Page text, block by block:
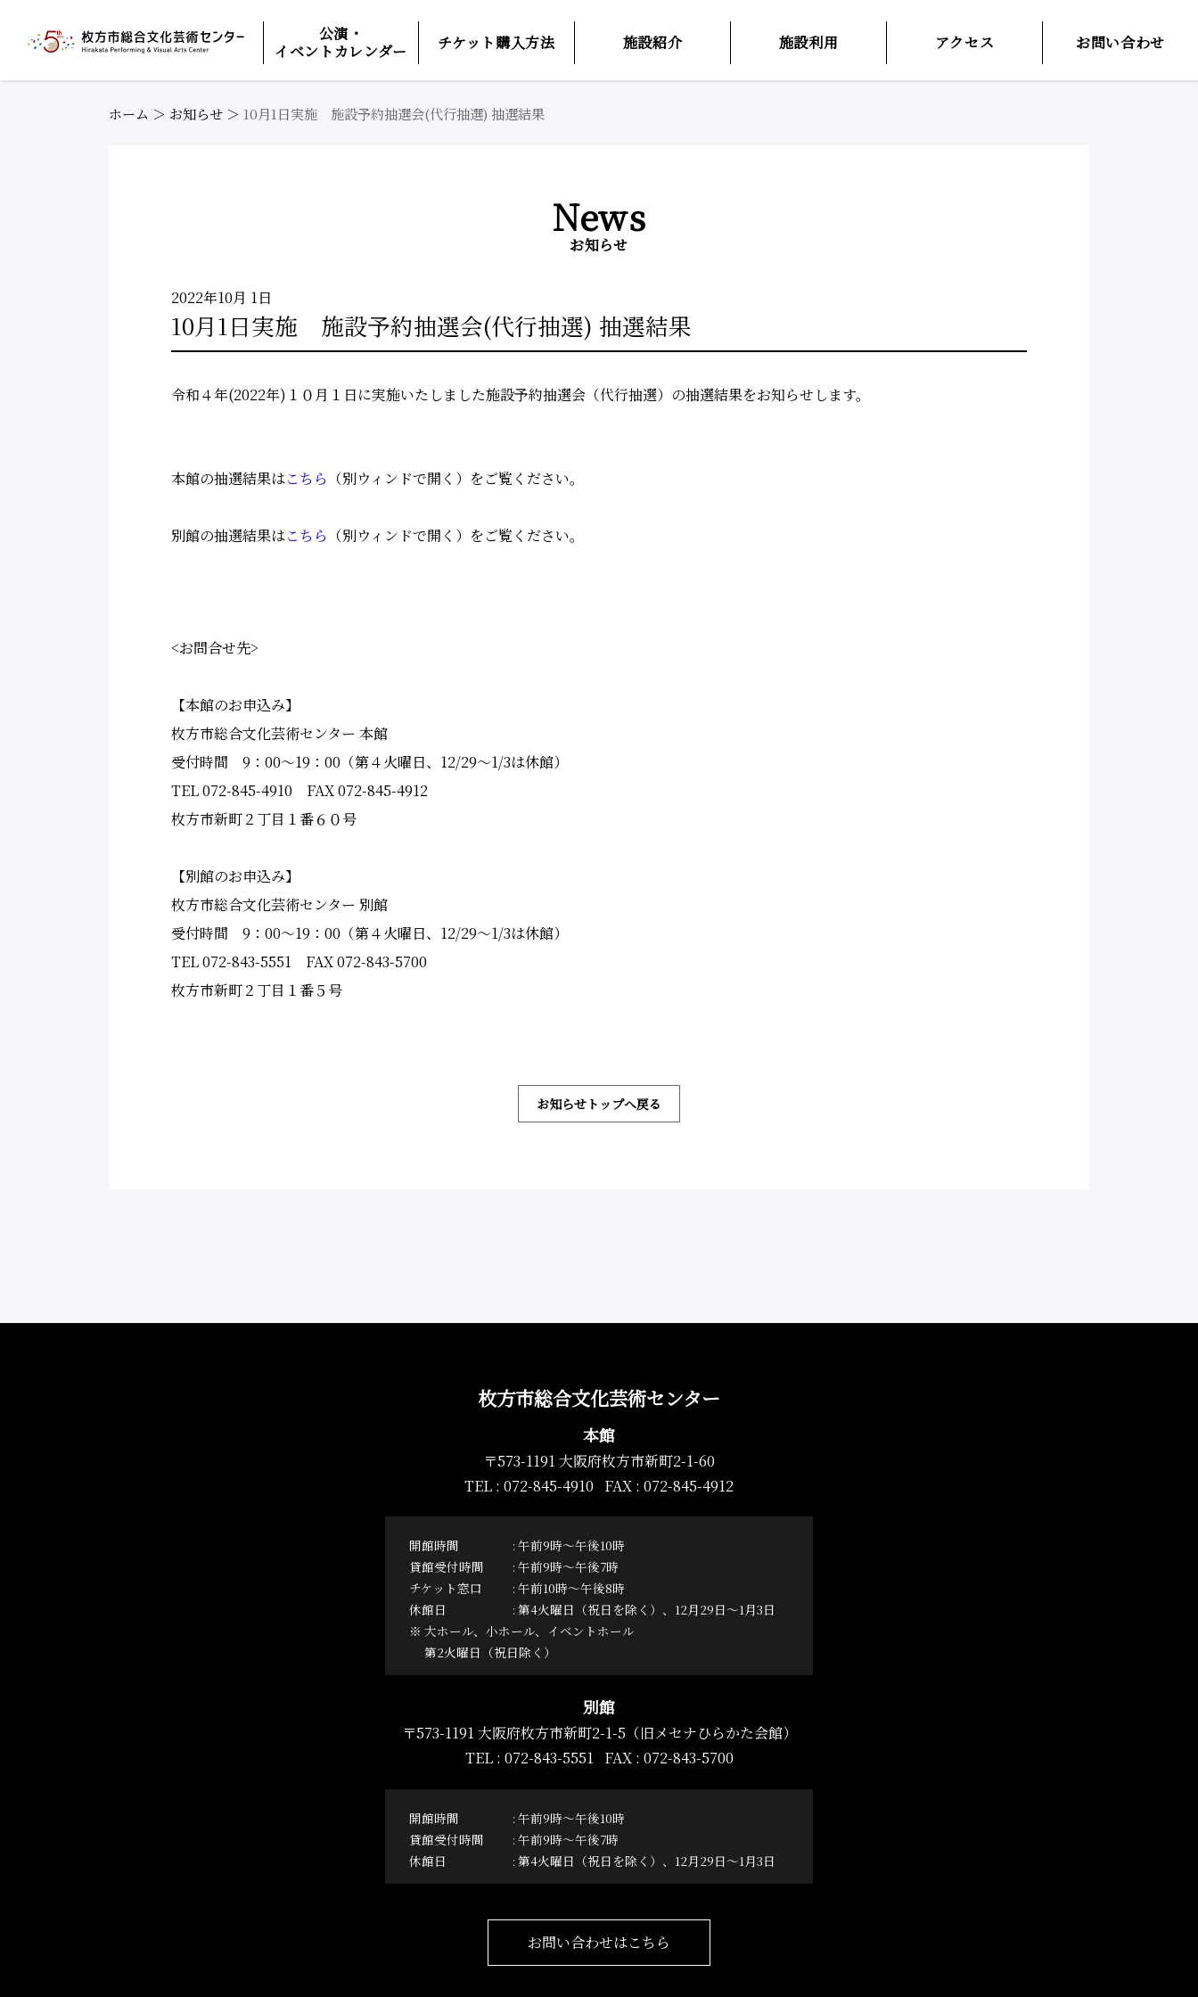
公演・
イベントカレンダー
チケット購入方法 施設紹介 施設利用 アクセス お問い合わせ
ホーム ＞ お知らせ ＞ 10月1日実施 施設予約抽選会(代行抽選) 抽選結果
News
お知らせ
2022年10月 1日
10月1日実施 施設予約抽選会(代行抽選) 抽選結果
令和４年(2022年)１０月１日に実施いたしました施設予約抽選会（代行抽選）の抽選結果をお知らせします。
本館の抽選結果はこちら （別ウィンドで開く）をご覧ください。
別館の抽選結果はこちら （別ウィンドで開く）をご覧ください。
<お問合せ先>
【本館のお申込み】
枚方市総合文化芸術センター 本館
受付時間 9：00～19：00（第４火曜日、12/29～1/3は休館）
TEL 072-845-4910 FAX 072-845-4912
枚方市新町２丁目１番６０号
【別館のお申込み】
枚方市総合文化芸術センター 別館
受付時間 9：00～19：00（第４火曜日、12/29～1/3は休館）
TEL 072-843-5551 FAX 072-843-5700
枚方市新町２丁目１番５号
お知らせトップへ戻る
枚方市総合文化芸術センター
本館
〒573-1191 大阪府枚方市新町2-1-60
TEL : 072-845-4910 FAX : 072-845-4912
開館時間
午前9時～午後10時
貸館受付時間
午前9時～午後7時
チケット窓口
午前10時～午後8時
休館日
第4火曜日（祝日を除く）、12月29日～1月3日
※ 大ホール、小ホール、イベントホール
第2火曜日（祝日除く）
別館
〒573-1191 大阪府枚方市新町2-1-5 （旧メセナひらかた会館）
TEL : 072-843-5551 FAX : 072-843-5700
開館時間
午前9時～午後10時
貸館受付時間
午前9時～午後7時
休館日
第4火曜日（祝日を除く）、12月29日～1月3日
お問い合わせはこちら